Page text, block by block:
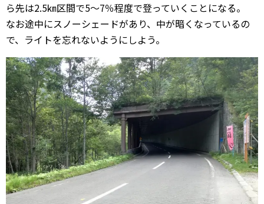
ら先は2.5㎞区間で5～7％程度で登っていくことになる。
なお途中にスノーシェードがあり、中が暗くなっているの
で、ライトを忘れないようにしよう。